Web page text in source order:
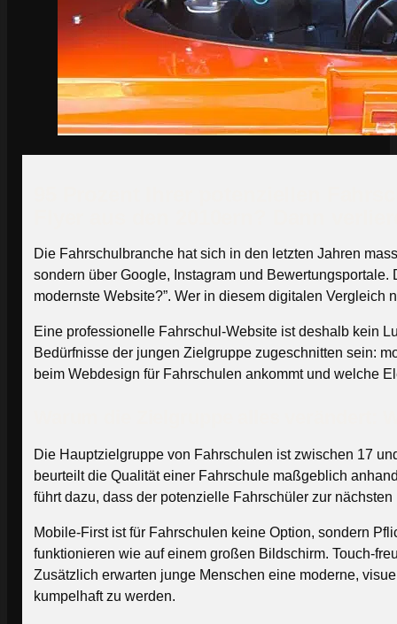
Die Fahrschulbranche hat sich in den letzten Jahren
sondern über Google, Instagram und
modernste Website?”. Wer in diesem digitalen Vergleich
Eine professionelle Fahrschul-Website ist deshalb kein
Bedürfnisse der jungen Zielgruppe zugeschnitten sein:
beim Webdesign für Fahrschulen ankommt und welche
Die Hauptzielgruppe von Fahrschulen ist zwischen 17
beurteilt die Qualität einer Fahrschule maßgeblich
führt dazu, dass der potenzielle Fahrschüler zur
Mobile-First ist für Fahrschulen keine Option, sondern
funktionieren wie auf einem großen Bildschirm. Touch-
Zusätzlich erwarten junge Menschen eine moderne,
kumpelhaft zu werden.